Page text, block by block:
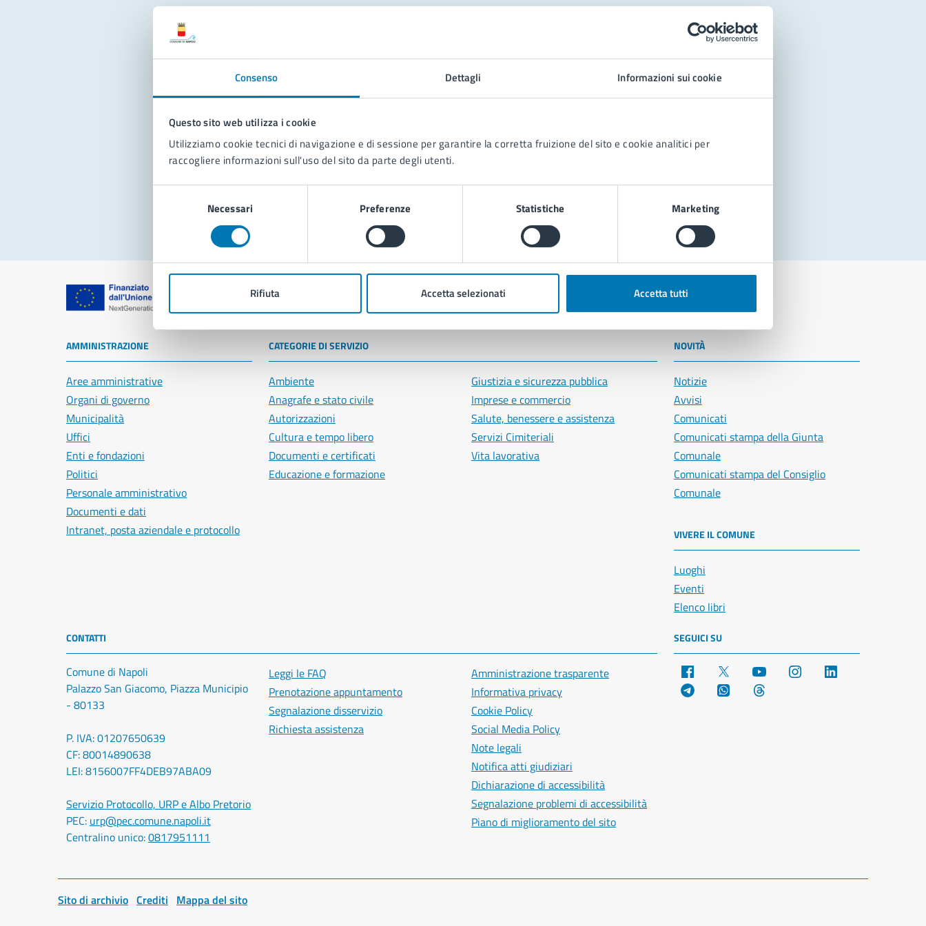
Consenso Dettagli Informazioni sui cookie
Questo sito web utilizza i cookie
Utilizziamo cookie tecnici di navigazione e di sessione per garantire la corretta fruizione del sito e cookie analitici per
raccogliere informazioni sull'uso del sito da parte degli utenti.
Necessari Preferenze Statistiche Marketing
Rifiuta Accetta selezionati Accetta tutti
Problemi in città
Segnala disservizio
Comune di Napoli
AMMINISTRAZIONE
Aree amministrative
Organi di governo
Municipalità
Uffici
Enti e fondazioni
Politici
Personale amministrativo
Documenti e dati
Intranet, posta aziendale e protocollo
CATEGORIE DI SERVIZIO
Ambiente
Anagrafe e stato civile
Autorizzazioni
Cultura e tempo libero
Documenti e certificati
Educazione e formazione
Giustizia e sicurezza pubblica
Imprese e commercio
Salute, benessere e assistenza
Servizi Cimiteriali
Vita lavorativa
NOVITÀ
Notizie
Avvisi
Comunicati
Comunicati stampa della Giunta
Comunale
Comunicati stampa del Consiglio
Comunale
VIVERE IL COMUNE
Luoghi
Eventi
Elenco libri
CONTATTI
Comune di Napoli
Palazzo San Giacomo, Piazza Municipio
- 80133
P. IVA: 01207650639
CF: 80014890638
LEI: 8156007FF4DEB97ABA09
Servizio Protocollo, URP e Albo Pretorio
PEC: urp@pec.comune.napoli.it
Centralino unico:0817951111
Leggi le FAQ
Prenotazione appuntamento
Segnalazione disservizio
Richiesta assistenza
Amministrazione trasparente
Informativa privacy
Cookie Policy
Social Media Policy
Note legali
Notifica atti giudiziari
Dichiarazione di accessibilità
Segnalazione problemi di accessibilità
Piano di miglioramento del sito
SEGUICI SU
Facebook YouTube Instagram
Telegram WhatsApp
Sito di archivio Crediti Mappa del sito